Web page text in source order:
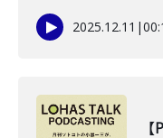
2025.12.11 |